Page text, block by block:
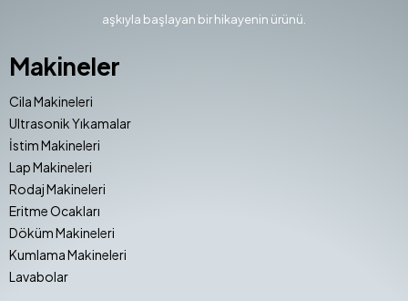
aşkıyla başlayan bir hikayenin ürünü.
Makineler
Cila Makineleri
Ultrasonik Yıkamalar
İstim Makineleri
Lap Makineleri
Rodaj Makineleri
Eritme Ocakları
Döküm Makineleri
Kumlama Makineleri
Lavabolar